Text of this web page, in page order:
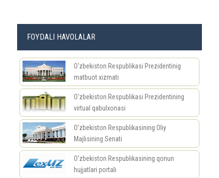
FOYDALI HAVOLALAR
O‘zbekiston Respublikasi Prezidentinig
matbuot xizmati
O‘zbekiston Respublikasi Prezidentining
virtual qabulxonasi
O‘zbekiston Respublikasining Oliy
Majlisining Senati
O‘zbekiston Respublikasining qonun
hujjatlari portali